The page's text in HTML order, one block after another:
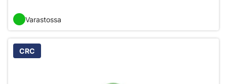
Varastossa
CRC